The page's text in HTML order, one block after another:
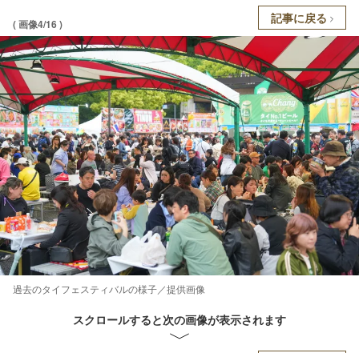
( 画像4/16 ) 記事に戻る
過去のタイフェスティバルの様子／提供画像
スクロールすると次の画像が表示されます